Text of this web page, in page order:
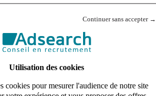
Continuer sans accepter →
Utilisation des cookies
cookies pour mesurer l'audience de notre site